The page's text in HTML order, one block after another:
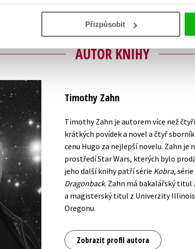
Přizpůsobit
AUTOR KNIHY
Timothy Zahn
Timothy Zahn je autorem více než
krátkých povídek a novel a čtyř
cenu Hugo za nejlepší novelu. Zahn je
prostředí Star Wars, kterých bylo
jeho další knihy patří série Kobra, série
Dragonback. Zahn má bakalářský
a magisterský titul z Univerzity
Oregonu.
Zobrazit profil autora